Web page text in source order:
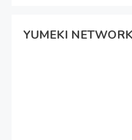
YUMEKI